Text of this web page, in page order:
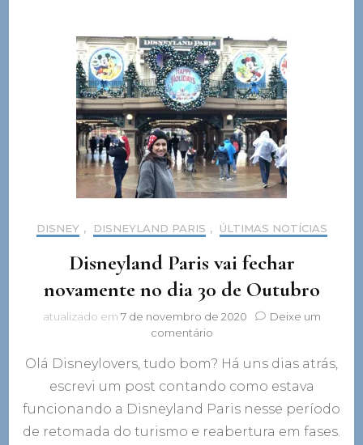
DISNEY , DISNEYLAND PARIS , ÚLTIMAS NOTÍCIAS
Disneyland Paris vai fechar
novamente no dia 30 de Outubro
atualizado em 7 de novembro de 2020
Deixe um
comentárioem
Paris
vai
novamente
no
Olá Disneylovers, tudo bom? Há uns dias atrás,
escrevi um post contando como estava
funcionando a Disneyland Paris nesse período
de retomada do turismo e reabertura em fases.